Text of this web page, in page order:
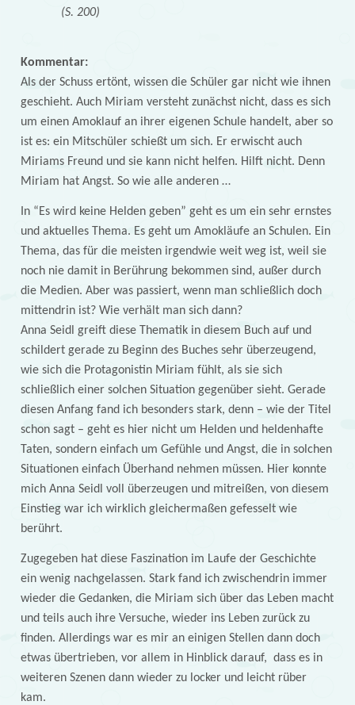
(S. 200)
Kommentar:
Als der Schuss ertönt, wissen die Schüler gar nicht wie ihnen
geschieht. Auch Miriam versteht zunächst nicht, dass es sich
um einen Amoklauf an ihrer eigenen Schule handelt, aber so
ist es: ein Mitschüler schießt um sich. Er erwischt auch
Miriams Freund und sie kann nicht helfen. Hilft nicht. Denn
Miriam hat Angst. So wie alle anderen …
In “Es wird keine Helden geben” geht es um ein sehr ernstes
und aktuelles Thema. Es geht um Amokläufe an Schulen. Ein
Thema, das für die meisten irgendwie weit weg ist, weil sie
noch nie damit in Berührung bekommen sind, außer durch
die Medien. Aber was passiert, wenn man schließlich doch
mittendrin ist? Wie verhält man sich dann?
Anna Seidl greift diese Thematik in diesem Buch auf und
schildert gerade zu Beginn des Buches sehr überzeugend,
wie sich die Protagonistin Miriam fühlt, als sie sich
schließlich einer solchen Situation gegenüber sieht. Gerade
diesen Anfang fand ich besonders stark, denn – wie der Titel
schon sagt – geht es hier nicht um Helden und heldenhafte
Taten, sondern einfach um Gefühle und Angst, die in solchen
Situationen einfach Überhand nehmen müssen. Hier konnte
mich Anna Seidl voll überzeugen und mitreißen, von diesem
Einstieg war ich wirklich gleichermaßen gefesselt wie
berührt.
Zugegeben hat diese Faszination im Laufe der Geschichte
ein wenig nachgelassen. Stark fand ich zwischendrin immer
wieder die Gedanken, die Miriam sich über das Leben macht
und teils auch ihre Versuche, wieder ins Leben zurück zu
finden. Allerdings war es mir an einigen Stellen dann doch
etwas übertrieben, vor allem in Hinblick darauf, dass es in
weiteren Szenen dann wieder zu locker und leicht rüber
kam.